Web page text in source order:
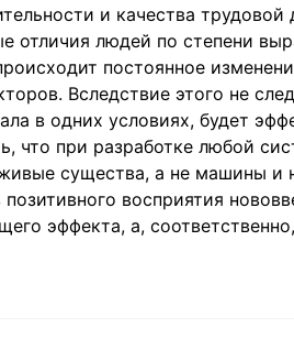
и качества
отличия людей по степени
постоянное
Вследствие этого не
в одних условиях, будет
что при разработке любой
существа, а не машины и
восприятия
эффекта, а,